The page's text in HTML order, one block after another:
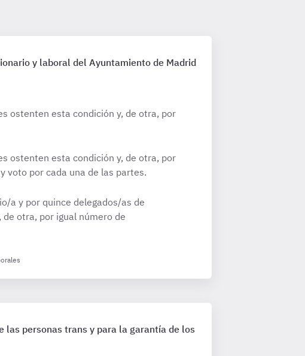
y laboral del Ayuntamiento de Madrid
ostenten esta condición y, de otra, por
ostenten esta condición y, de otra, por
voto por cada una de las partes.
a y por quince delegados/as de
otra, por igual número de
personas trans y para la garantía de los